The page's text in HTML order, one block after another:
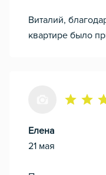
Виталий,
квартире было
Елена
21 мая